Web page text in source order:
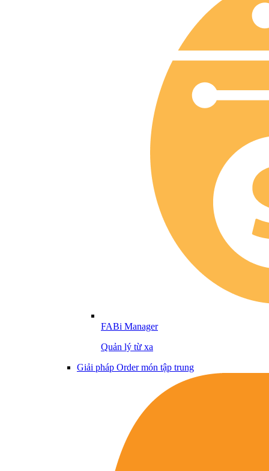
FABi Manager
Quản lý từ xa
Giải pháp Order món tập trung